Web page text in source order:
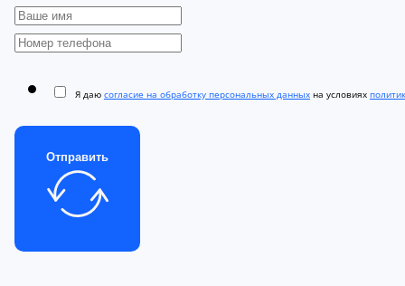
Я даю согласие на обработку персональных данных на условиях
Отправить